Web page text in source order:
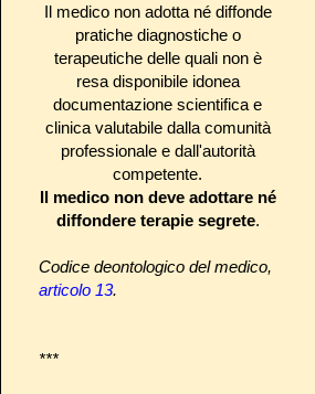
Il medico non adotta né diffonde
pratiche diagnostiche o
terapeutiche delle quali non è
resa disponibile idonea
documentazione scientifica e
clinica valutabile dalla comunità
professionale e dall'autorità
competente.
Il medico non deve adottare né
diffondere terapie segrete.
Codice deontologico del medico,
articolo 13.
***